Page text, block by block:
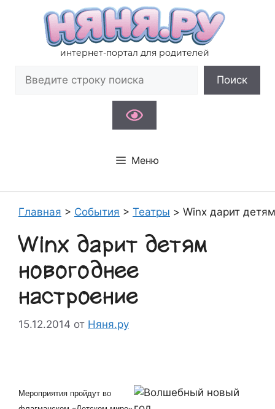
содержимому
интернет-портал для родителей
Поиск
Меню
Главная > События > Театры > Winx дарит
Winx дарит детям
новогоднее
настроение
15.12.2014 от Няня.ру
Мероприятия пройдут во